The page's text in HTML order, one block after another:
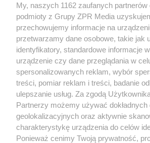
My, naszych 1162 zaufanych partnerów
podmioty z Grupy ZPR Media
przechowujemy informacje na
przetwarzamy dane osobowe, takie jak
identyfikatory, standardowe informacje
urządzenie czy dane przeglądania w
spersonalizowanych reklam, wybór
treści, pomiar reklam i treści, badanie
ulepszanie usług. Za zgodą
Partnerzy możemy używać dokładnych
geolokalizacyjnych oraz aktywnie
charakterystykę urządzenia do celów
Ponieważ cenimy Twoją prywatność,